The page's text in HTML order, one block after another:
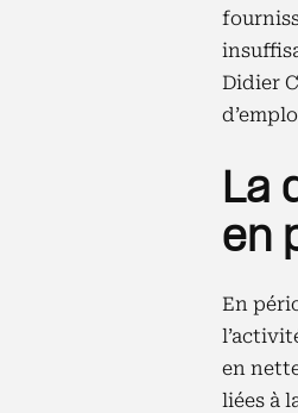
Didier
La
en
En
en
liées à